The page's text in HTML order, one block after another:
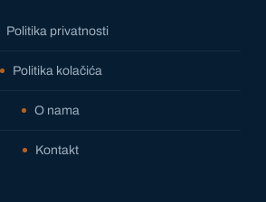
Politika privatnosti
Politika kolačića
O nama
Kontakt